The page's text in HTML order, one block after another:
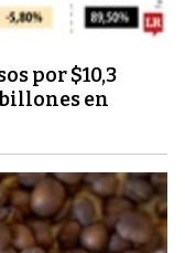
por $10,3
en